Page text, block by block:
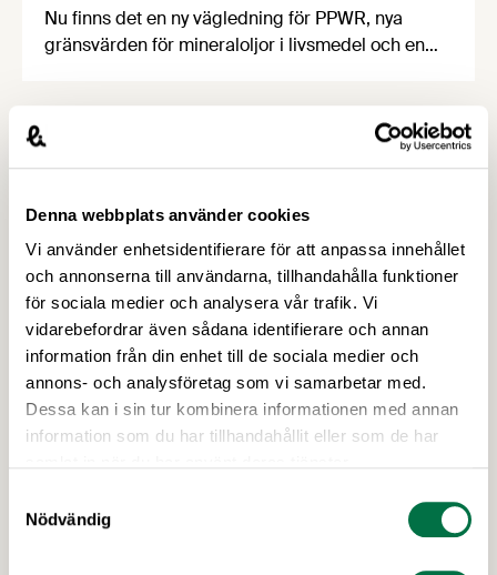
Denna webbplats använder cookies
Vi använder enhetsidentifierare för att anpassa innehållet
och annonserna till användarna, tillhandahålla funktioner
för sociala medier och analysera vår trafik. Vi
vidarebefordrar även sådana identifierare och annan
information från din enhet till de sociala medier och
annons- och analysföretag som vi samarbetar med.
Dessa kan i sin tur kombinera informationen med annan
information som du har tillhandahållit eller som de har
Nödvändig
Nu finns det en ny vägledning för PPWR, nya
gränsvärden för mineraloljor i livsmedel och en
ny vägledning på svenska Förpacknings- och
förpackningsavfallsförordningen, PPWR (EU)
för alla – Livsmedelsföretagen